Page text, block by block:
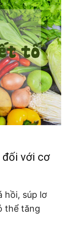
đối với cơ
hồi, súp lơ
thể tăng